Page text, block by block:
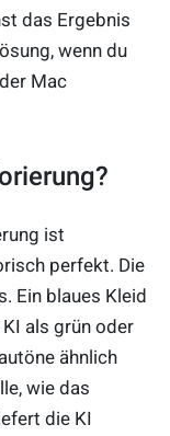
das Ergebnis
wenn du
Mac
ist
perfekt. Die
Ein blaues Kleid
als grün oder
ähnlich
wie das
die KI